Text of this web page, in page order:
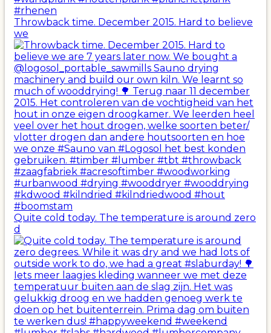
Throwback time. December 2015. Hard to believe
we
Quite cold today. The temperature is around zero
d